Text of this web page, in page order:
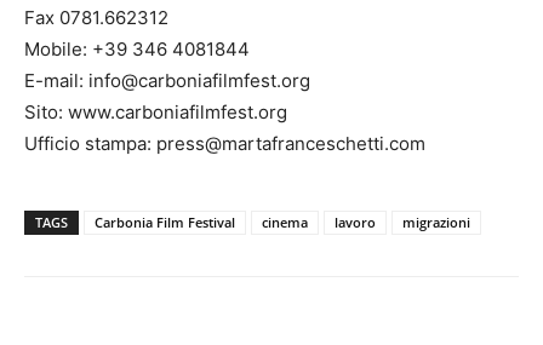
Fax 0781.662312
Mobile: +39 346 4081844
E-mail: info@carboniafilmfest.org
Sito: www.carboniafilmfest.org
Ufficio stampa: press@martafranceschetti.com
TAGS Carbonia Film Festival cinema lavoro migrazioni